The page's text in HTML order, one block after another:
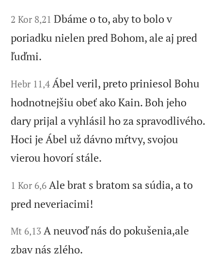
2 Kor 8,21 Dbáme o to, aby to bolo v
poriadku nielen pred Bohom, ale aj pred
ľuďmi.
Hebr 11,4 Ábel veril, preto priniesol Bohu
hodnotnejšiu obeť ako Kain. Boh jeho
dary prijal a vyhlásil ho za spravodlivého.
Hoci je Ábel už dávno mŕtvy, svojou
vierou hovorí stále.
1 Kor 6,6 Ale brat s bratom sa súdia, a to
pred neveriacimi!
Mt 6,13 A neuvoď nás do pokušenia,ale
zbav nás zlého.